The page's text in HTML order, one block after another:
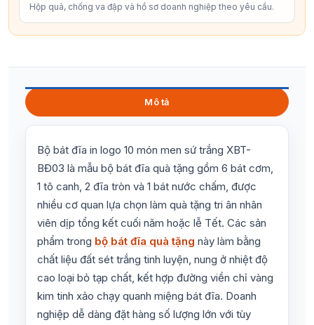
Hộp quà, chống va đập và hồ sơ doanh nghiệp theo yêu cầu.
Mô tả
Bộ bát đĩa in logo 10 món men sứ trắng XBT-
BĐ03 là mẫu bộ bát đĩa quà tặng gồm 6 bát cơm,
1 tô canh, 2 đĩa tròn và 1 bát nước chấm, được
nhiều cơ quan lựa chọn làm quà tặng tri ân nhân
viên dịp tổng kết cuối năm hoặc lễ Tết. Các sản
phẩm trong bộ bát đĩa quà tặng này làm bằng
chất liệu đất sét trắng tinh luyện, nung ở nhiệt độ
cao loại bỏ tạp chất, kết hợp đường viền chỉ vàng
kim tinh xảo chạy quanh miệng bát đĩa. Doanh
nghiệp dễ dàng đặt hàng số lượng lớn với tùy